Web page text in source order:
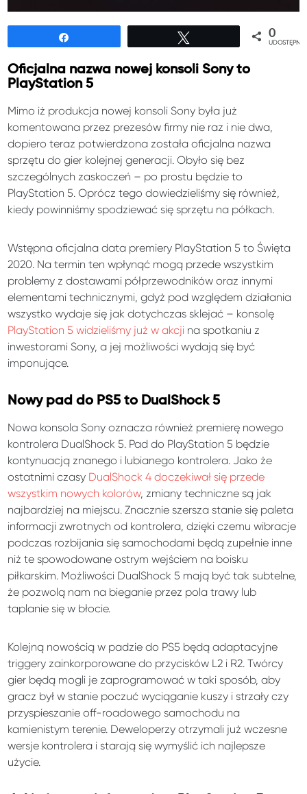
0
Oficjalna nazwa nowej konsoli Sony to
PlayStation 5
Mimo iż produkcja nowej konsoli Sony była już
komentowana przez prezesów firmy nie raz i nie dwa,
dopiero teraz potwierdzona została oficjalna nazwa
sprzętu do gier kolejnej generacji. Obyło się bez
szczególnych zaskoczeń – po prostu będzie to
PlayStation 5. Oprócz tego dowiedzieliśmy się również,
kiedy powinniśmy spodziewać się sprzętu na półkach.
Wstępna oficjalna data premiery PlayStation 5 to Święta
2020. Na termin ten wpłynąć mogą przede wszystkim
problemy z dostawami półprzewodników oraz innymi
elementami technicznymi, gdyż pod względem działania
wszystko wydaje się jak dotychczas sklejać – konsolę
PlayStation 5 widzieliśmy już w akcji na spotkaniu z
inwestorami Sony, a jej możliwości wydają się być
imponujące.
Nowy pad do PS5 to DualShock 5
Nowa konsola Sony oznacza również premierę nowego
kontrolera DualShock 5. Pad do PlayStation 5 będzie
kontynuacją znanego i lubianego kontrolera. Jako że
ostatnimi czasy DualShock 4 doczekiwał się przede
wszystkim nowych kolorów, zmiany techniczne są jak
najbardziej na miejscu. Znacznie szersza stanie się paleta
informacji zwrotnych od kontrolera, dzięki czemu wibracje
podczas rozbijania się samochodami będą zupełnie inne
niż te spowodowane ostrym wejściem na boisku
piłkarskim. Możliwości DualShock 5 mają być tak subtelne,
że pozwolą nam na bieganie przez pola trawy lub
taplanie się w błocie.
Kolejną nowością w padzie do PS5 będą adaptacyjne
triggery zainkorporowane do przycisków L2 i R2. Twórcy
gier będą mogli je zaprogramować w taki sposób, aby
gracz był w stanie poczuć wyciąganie kuszy i strzały czy
przyspieszanie off-roadowego samochodu na
kamienistym terenie. Deweloperzy otrzymali już wczesne
wersje kontrolera i starają się wymyślić ich najlepsze
użycie.